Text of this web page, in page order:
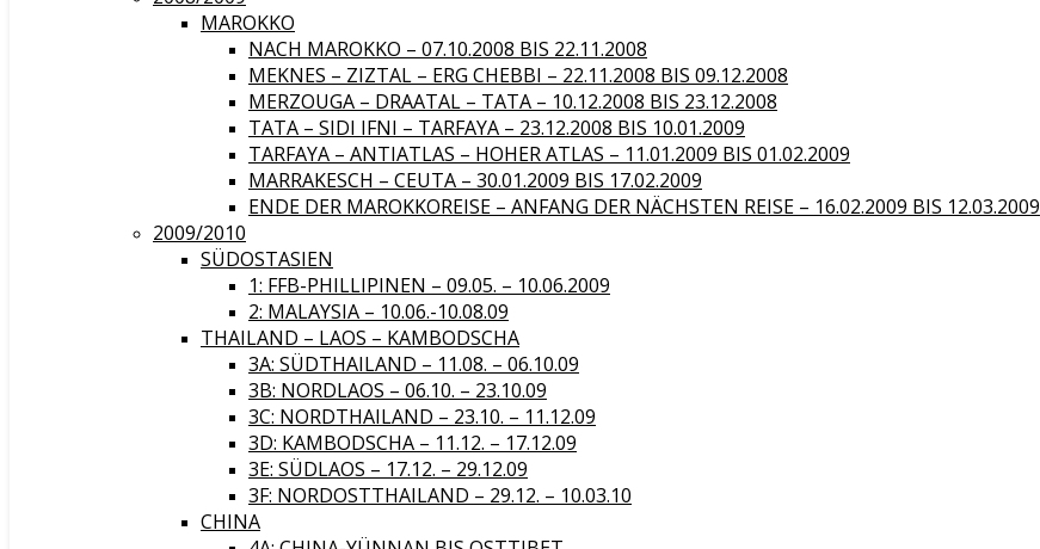
MAROKKO
NACH MAROKKO – 07.10.2008 BIS 22.11.2008
MEKNES – ZIZTAL – ERG CHEBBI – 22.11.2008 BIS 09.12.2008
MERZOUGA – DRAATAL – TATA – 10.12.2008 BIS 23.12.2008
TATA – SIDI IFNI – TARFAYA – 23.12.2008 BIS 10.01.2009
TARFAYA – ANTIATLAS – HOHER ATLAS – 11.01.2009 BIS 01.02.2009
MARRAKESCH – CEUTA – 30.01.2009 BIS 17.02.2009
ENDE DER MAROKKOREISE – ANFANG DER NÄCHSTEN REISE – 16.02.2009 BIS 12.03.2009
2009/2010
SÜDOSTASIEN
1: FFB-PHILLIPINEN – 09.05. – 10.06.2009
2: MALAYSIA – 10.06.-10.08.09
THAILAND – LAOS – KAMBODSCHA
3A: SÜDTHAILAND – 11.08. – 06.10.09
3B: NORDLAOS – 06.10. – 23.10.09
3C: NORDTHAILAND – 23.10. – 11.12.09
3D: KAMBODSCHA – 11.12. – 17.12.09
3E: SÜDLAOS – 17.12. – 29.12.09
3F: NORDOSTTHAILAND – 29.12. – 10.03.10
CHINA